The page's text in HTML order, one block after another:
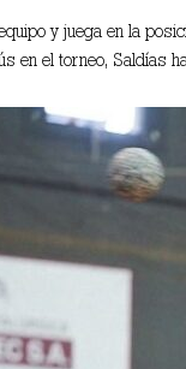
y juega en la
en el torneo, Saldías